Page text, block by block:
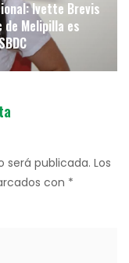
Ivette Brevis
Melipilla es
será publicada. Los
con *